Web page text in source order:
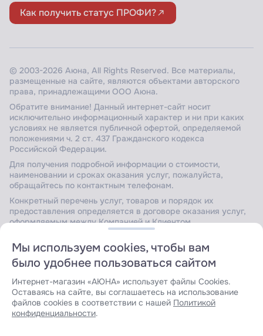
Как получить статус ПРОФИ?
© 2003-2026 Аюна, All Rights Reserved. Все материалы,
размещенные на сайте, являются объектами авторского
права, принадлежащими ООО Аюна.
Обратите внимание! Данный интернет-сайт носит
исключительно информационный характер и ни при каких
условиях не является публичной офертой, определяемой
положениями ч. 2 ст. 437 Гражданского кодекса
Российской Федерации.
Для получения подробной информации о стоимости,
наименовании и сроках оказания услуг, пожалуйста,
обращайтесь по контактным телефонам.
Конкретный перечень услуг, товаров и порядок их
предоставления определяется в договоре оказания услуг,
оформляемым между Компанией и Клиентом.
Сайт защищен Yandex SmartCaptcha.Уведомление об
условиях обработки данных сервисом.
Мы используем cookies, чтобы вам
было удобнее пользоваться сайтом
Интернет-магазин «АЮНА» использует файлы Cookies.
Оставаясь на сайте, вы соглашаетесь на использование
файлов cookies в соответствии с нашей Политикой
конфиденциальности.